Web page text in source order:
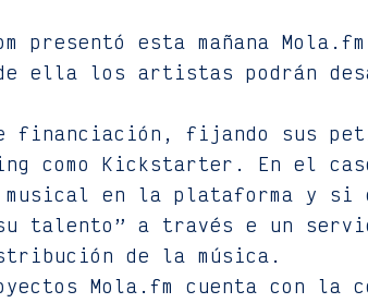
presentó esta mañana
ella los artistas podrán
fijando sus
como Kickstarter. En el
en la plataforma y
talento” a través e un
de la música.
Mola.fm cuenta con la